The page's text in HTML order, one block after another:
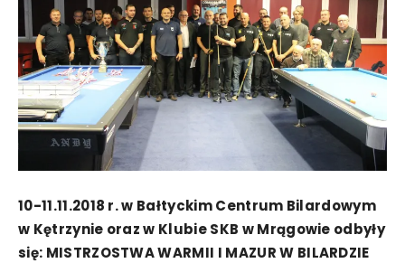
10-11.11.2018 r. w Bałtyckim Centrum Bilardowym
w Kętrzynie oraz w Klubie SKB w Mrągowie odbyły
się: MISTRZOSTWA WARMII I MAZUR W BILARDZIE